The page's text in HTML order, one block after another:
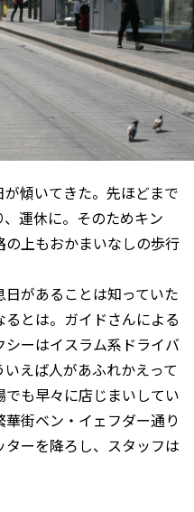
傾いてきた。先ほどまで
運休に。そのためキン
上もおかまいなしの歩行
日があることは知っていた
とは。ガイドさんによる
ーはイスラム系ドライバ
えば人があふれかえって
も早々に店じまいしてい
街ベン・イェフダー通り
ーを降ろし、スタッフは